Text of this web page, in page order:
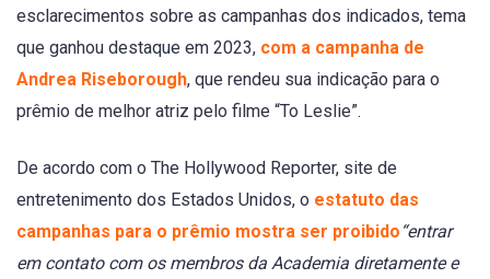
esclarecimentos sobre as campanhas dos indicados, tema
que ganhou destaque em 2023, com a campanha de
Andrea Riseborough, que rendeu sua indicação para o
prêmio de melhor atriz pelo filme “To Leslie”.
De acordo com o The Hollywood Reporter, site de
entretenimento dos Estados Unidos, o estatuto das
campanhas para o prêmio mostra ser proibido “entrar
em contato com os membros da Academia diretamente e